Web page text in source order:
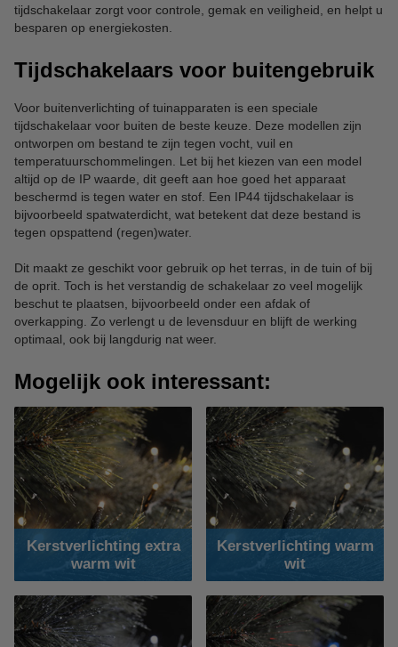
tijdschakelaar zorgt voor controle, gemak en veiligheid, en helpt u
besparen op energiekosten.
Tijdschakelaars voor buitengebruik
Voor buitenverlichting of tuinapparaten is een speciale
tijdschakelaar voor buiten de beste keuze. Deze modellen zijn
ontworpen om bestand te zijn tegen vocht, vuil en
temperatuurschommelingen. Let bij het kiezen van een model
altijd op de IP waarde, dit geeft aan hoe goed het apparaat
beschermd is tegen water en stof. Een IP44 tijdschakelaar is
bijvoorbeeld spatwaterdicht, wat betekent dat deze bestand is
tegen opspattend (regen)water.
Dit maakt ze geschikt voor gebruik op het terras, in de tuin of bij
de oprit. Toch is het verstandig de schakelaar zo veel mogelijk
beschut te plaatsen, bijvoorbeeld onder een afdak of
overkapping. Zo verlengt u de levensduur en blijft de werking
optimaal, ook bij langdurig nat weer.
Mogelijk ook interessant:
Kerstverlichting extra
warm wit
Kerstverlichting warm
wit